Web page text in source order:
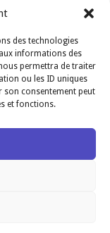
des technologies
informations des
permettra de traiter
ou les ID uniques
son consentement peut
et fonctions.
de Bise.